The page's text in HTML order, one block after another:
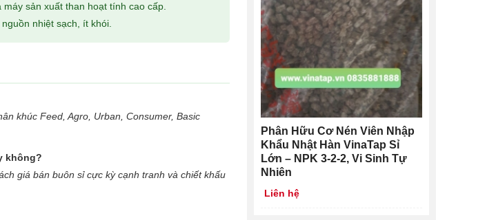
sản xuất than hoạt tính cao cấp.
nhiệt sạch, ít khói.
khúc Feed, Agro, Urban, Consumer, Basic
không?
giá bán buôn sỉ cực kỳ cạnh tranh và chiết khấu
Phân Hữu Cơ Nén Viên Nhập
Khẩu Nhật Hàn VinaTap Sỉ
Lớn – NPK 3-2-2, Vi Sinh Tự
Nhiên
Liên hệ